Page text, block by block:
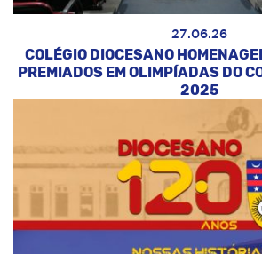
27.06.26
COLÉGIO DIOCESANO
PREMIADOS EM OLIMPÍADAS DO
2025